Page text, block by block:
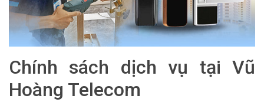
Chính sách dịch vụ tại Vũ
Hoàng Telecom